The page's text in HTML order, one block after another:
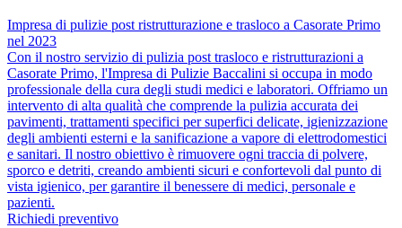
Impresa di pulizie post ristrutturazione e trasloco a Casorate Primo
nel 2023
Con il nostro servizio di pulizia post trasloco e ristrutturazioni a
Casorate Primo, l'Impresa di Pulizie Baccalini si occupa in modo
professionale della cura degli studi medici e laboratori. Offriamo un
intervento di alta qualità che comprende la pulizia accurata dei
pavimenti, trattamenti specifici per superfici delicate, igienizzazione
degli ambienti esterni e la sanificazione a vapore di elettrodomestici
e sanitari. Il nostro obiettivo è rimuovere ogni traccia di polvere,
sporco e detriti, creando ambienti sicuri e confortevoli dal punto di
vista igienico, per garantire il benessere di medici, personale e
pazienti.
Richiedi preventivo